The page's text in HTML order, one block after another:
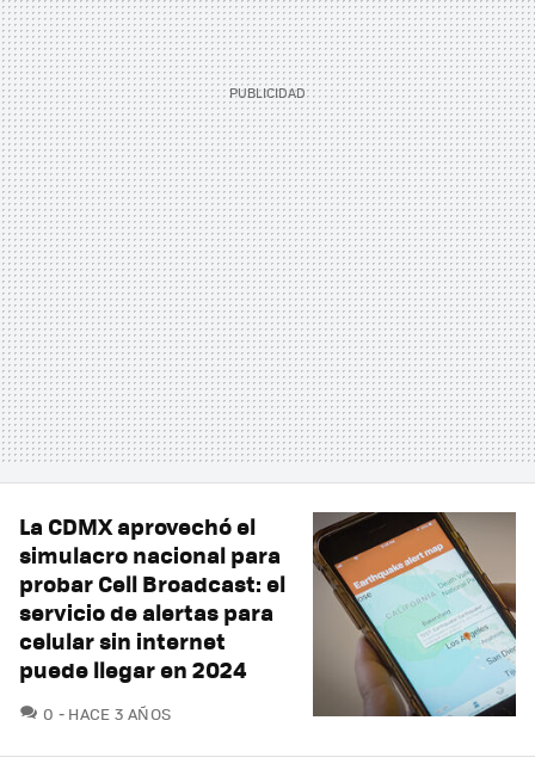
La CDMX aprovechó el
simulacro nacional para
probar Cell Broadcast: el
servicio de alertas para
celular sin internet
puede llegar en 2024
0 COMENTARIOS
HACE 3 AÑOS